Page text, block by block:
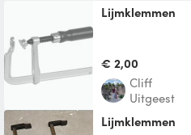
Lijmklemmen
€ 2,00
Cliff
Uitgeest
Lijmklemmen